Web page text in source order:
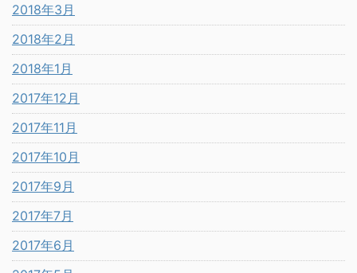
2018年3月
2018年2月
2018年1月
2017年12月
2017年11月
2017年10月
2017年9月
2017年7月
2017年6月